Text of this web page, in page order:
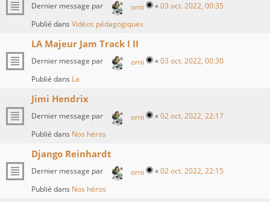
Dernier message par orni «03 oct. 2022, 00:35
Publié dans Vidéos pédagogiques
LA Majeur Jam Track I II
Dernier message par orni «03 oct. 2022, 00:30
Publié dans La
Jimi Hendrix
Dernier message par orni «02 oct. 2022, 22:17
Publié dans Nos héros
Django Reinhardt
Dernier message par orni «02 oct. 2022, 22:15
Publié dans Nos héros